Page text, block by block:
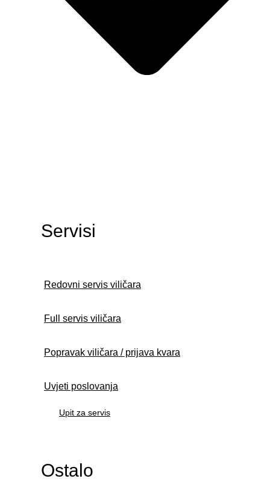
Servisi
Redovni servis viličara
Full servis viličara
Popravak viličara / prijava kvara
Uvjeti poslovanja
Upit za servis
Ostalo